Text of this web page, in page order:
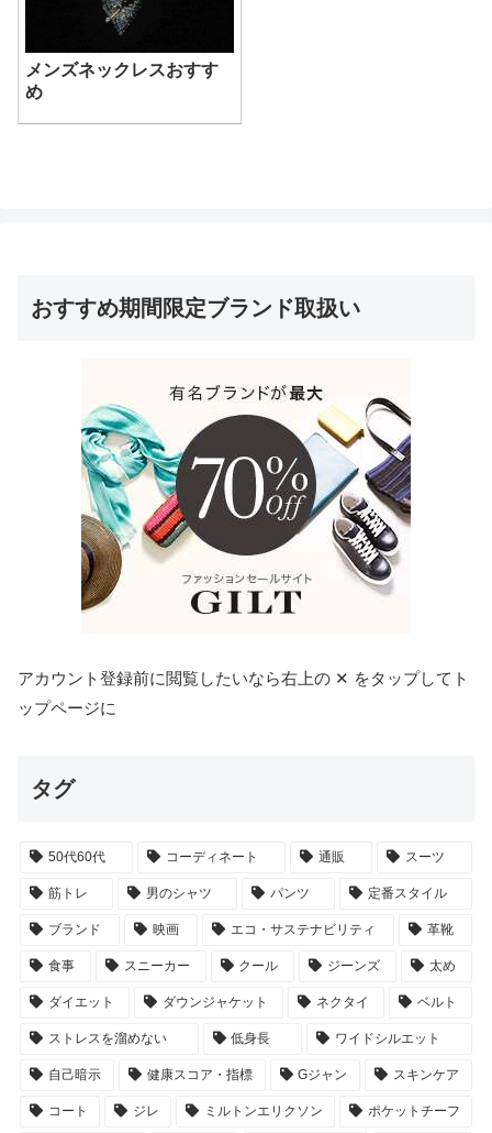
メンズネックレスおすす
め
おすすめ期間限定ブランド取扱い
アカウント登録前に閲覧したいなら右上の ✕ をタップしてト
ップページに
タグ
50代60代 コーディネート 通販 スーツ
筋トレ 男のシャツ パンツ 定番スタイル
ブランド 映画 エコ・サステナビリティ 革靴
食事 スニーカー クール ジーンズ 太め
ダイエット ダウンジャケット ネクタイ ベルト
ストレスを溜めない 低身長 ワイドシルエット
自己暗示 健康スコア・指標 Gジャン スキンケア
コート ジレ ミルトンエリクソン ポケットチーフ